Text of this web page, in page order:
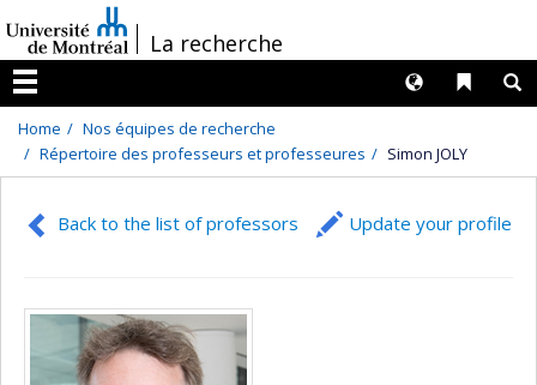
au
contenu
/La recherche
Menu
Liens
Langues
Home
Nos équipes de recherche
Répertoire des professeurs et professeures
Simon JOLY
Back to the list of professors Update your profile